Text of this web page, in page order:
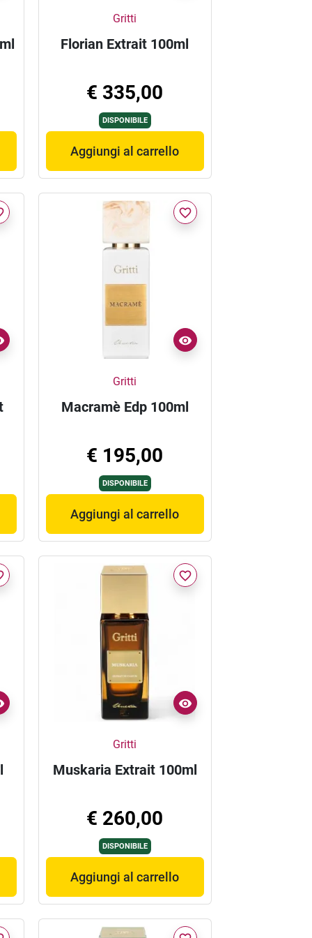
Gritti
Florian Extrait 100ml
€ 335,00
DISPONIBILE
Aggiungi al carrello
favorite_border
Gritti
Macramè Edp 100ml
€ 195,00
DISPONIBILE
Aggiungi al carrello
favorite_border
Gritti
Muskaria Extrait 100ml
€ 260,00
DISPONIBILE
Aggiungi al carrello